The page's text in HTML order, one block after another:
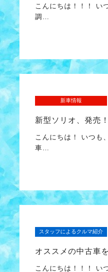
こんにちは！！！ い
調…
新車情報
新型ソリオ、発売！
こんにちは！ いつも
車…
スタッフによるクルマ紹介
オススメの中古車
こんにちは！！！ い